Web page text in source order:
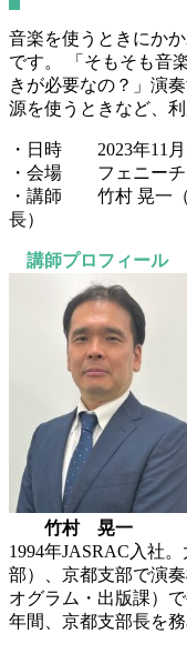
音楽を使うときにか
です。 「そもそも音
きが必要なの？」演
源を使うときなど、
・日時 2023年11月
・会場 フェニー
・講師 竹村 晃一（
長）
講師プロフィール
竹村 晃一
1994年JASRAC入社
部）、京都支部で演
オグラム・出版課）
年間、京都支部長を務